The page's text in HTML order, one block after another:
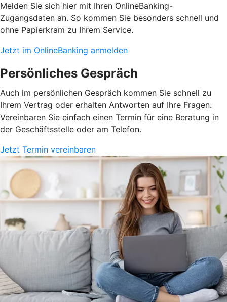
Melden Sie sich hier mit Ihren OnlineBanking-
Zugangsdaten an. So kommen Sie besonders schnell und
ohne Papierkram zu Ihrem Service.
Jetzt im OnlineBanking anmelden
Persönliches Gespräch
Auch im persönlichen Gespräch kommen Sie schnell zu
Ihrem Vertrag oder erhalten Antworten auf Ihre Fragen.
Vereinbaren Sie einfach einen Termin für eine Beratung in
der Geschäftsstelle oder am Telefon.
Jetzt Termin vereinbaren